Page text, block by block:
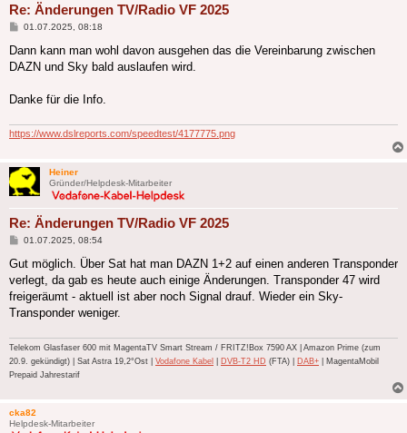
Re: Änderungen TV/Radio VF 2025
Beitrag
01.07.2025, 08:18
Dann kann man wohl davon ausgehen das die Vereinbarung zwischen
DAZN und Sky bald auslaufen wird.
Danke für die Info.
https://www.dslreports.com/speedtest/4177775.png
Heiner
Gründer/Helpdesk-Mitarbeiter
Re: Änderungen TV/Radio VF 2025
Beitrag
01.07.2025, 08:54
Gut möglich. Über Sat hat man DAZN 1+2 auf einen anderen Transponder
verlegt, da gab es heute auch einige Änderungen. Transponder 47 wird
freigeräumt - aktuell ist aber noch Signal drauf. Wieder ein Sky-
Transponder weniger.
Telekom Glasfaser 600 mit MagentaTV Smart Stream / FRITZ!Box 7590 AX | Amazon Prime (zum
20.9. gekündigt) | Sat Astra 19,2°Ost | Vodafone Kabel DVB-T2 HD (FTA) | DAB+ | MagentaMobil
Prepaid Jahrestarif
cka82
Helpdesk-Mitarbeiter